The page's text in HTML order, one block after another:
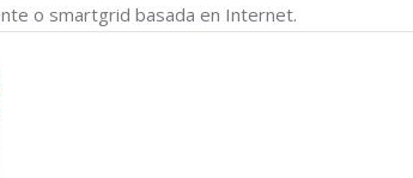
o smartgrid basada en Internet.